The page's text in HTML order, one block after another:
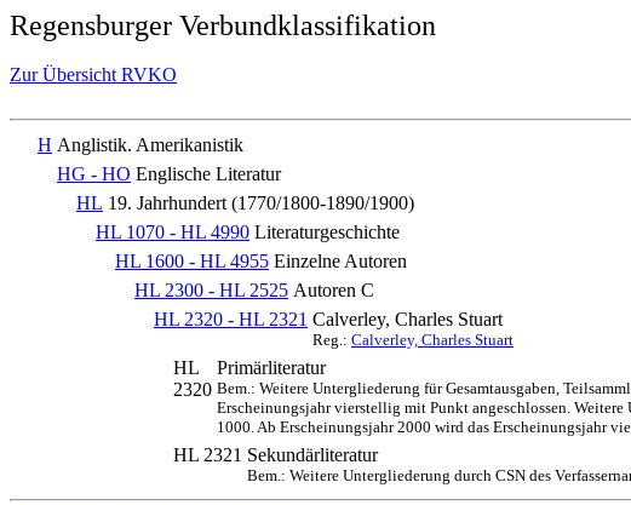
Regensburger Verbundklassifikation
Zur Übersicht RVKO
H Anglistik. Amerikanistik
HG - HO Englische Literatur
HL 19. Jahrhundert (1770/1800-1890/1900)
HL 1070 - HL 4990 Literaturgeschichte
HL 1600 - HL 4955 Einzelne Autoren
HL 2300 - HL 2525 Autoren C
HL 2320 - HL 2321 Calverley, Charles Stuart
Reg.: Calverley, Charles Stuart
HL
2320
Primärliteratur
Bem.: Weitere Untergliederung für Gesamtausgaben,
Erscheinungsjahr vierstellig mit Punkt angeschlossen.
1000. Ab Erscheinungsjahr 2000 wird das Erscheinungsjahr
HL 2321 Sekundärliteratur
Bem.: Weitere Untergliederung durch CSN des